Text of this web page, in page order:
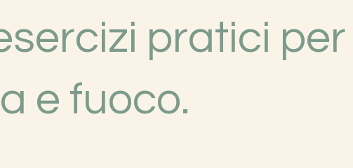
pratici
e fuoco.